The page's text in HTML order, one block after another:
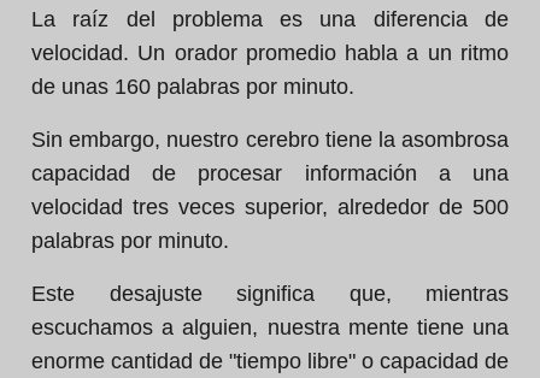
La raíz del problema es una diferencia de
velocidad. Un orador promedio habla a un ritmo
de unas 160 palabras por minuto.
Sin embargo, nuestro cerebro tiene la asombrosa
capacidad de procesar información a una
velocidad tres veces superior, alrededor de 500
palabras por minuto.
Este desajuste significa que, mientras
escuchamos a alguien, nuestra mente tiene una
enorme cantidad de "tiempo libre" o capacidad de